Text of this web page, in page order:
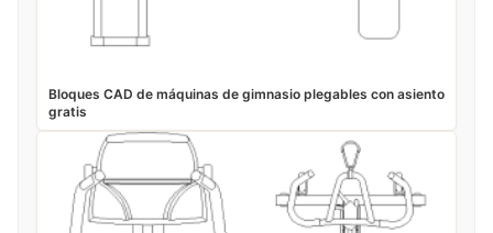
Bloques CAD de máquinas de gimnasio plegables con asiento
gratis